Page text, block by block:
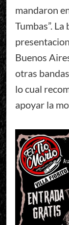
mandaron
Tumbas”.
Buenos
otras
lo cual
apoyar la